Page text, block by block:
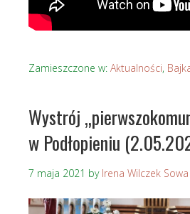
Zamieszczone w: Aktualności,
Wystrój
w Podłopieniu
7 maja 2021 by Irena Wilczek Sowa